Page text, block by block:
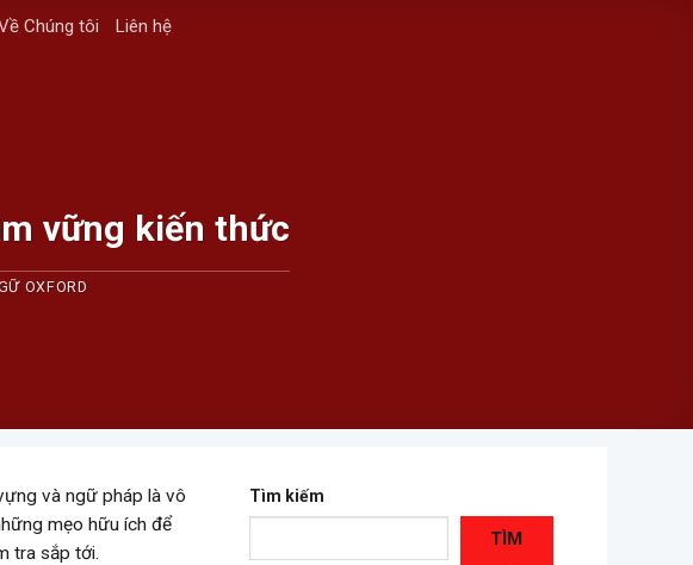
Chúng tôi Liên hệ
vững kiến thức
OXFORD
và ngữ pháp là vô
mẹo hữu ích để
tra sắp tới.
Tìm kiếm
TÌM